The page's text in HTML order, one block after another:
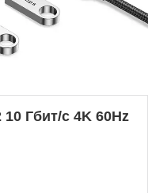
Гбит/с 4K 60Hz